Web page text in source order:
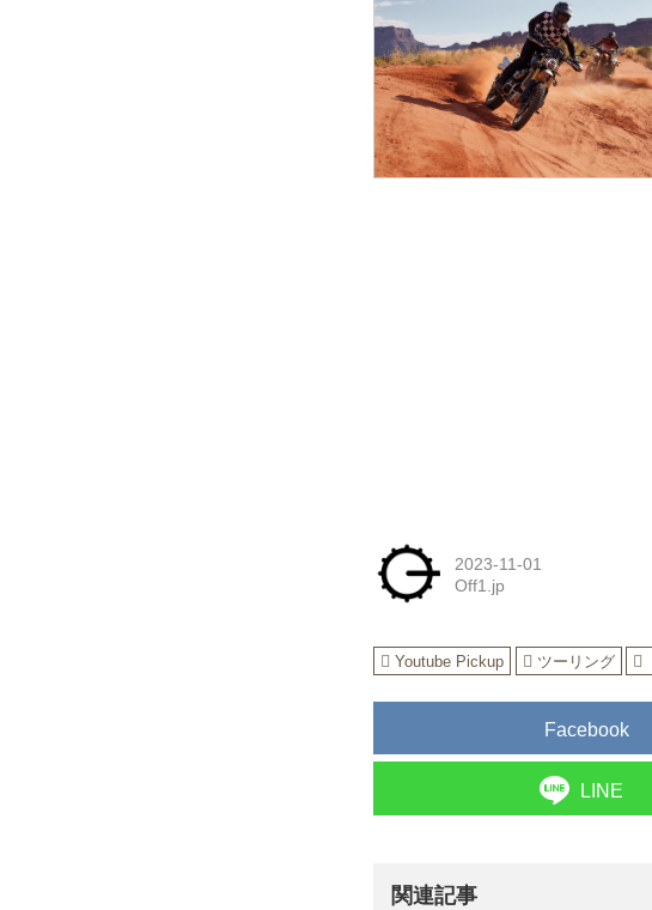
2023-11-01
Off1.jp
Youtube Pickup ツーリング
Facebook
LINE
関連記事